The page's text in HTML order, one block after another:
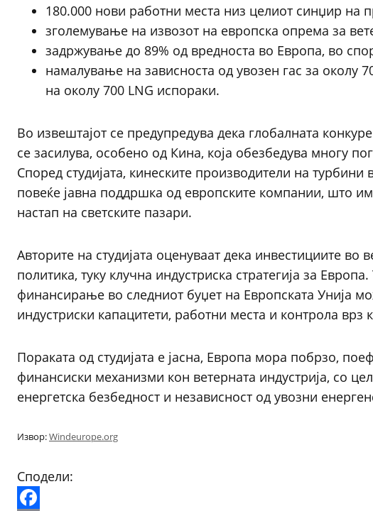
180.000 нови работни места низ целиот синџир на
зголемување на извозот на европска опрема за
задржување до 89% од вредноста во Европа, во
намалување на зависноста од увозен гас за
на околу 700 LNG испораки.
Во извештајот се предупредува дека глобалната
се засилува, особено од Кина, која обезбедува многу
Според студијата, кинеските производители на
повеќе јавна поддршка од европските компании, што
настап на светските пазари.
Авторите на студијата оценуваат дека инвестициите во
политика, туку клучна индустриска стратегија за
финансирање во следниот буџет на Европската Унија
индустриски капацитети, работни места и контрола врз
Пораката од студијата е јасна, Европа мора побрзо,
финансиски механизми кон ветерната индустрија, со
енергетска безбедност и независност од увозни
Извор:Windeurope.org
Сподели: